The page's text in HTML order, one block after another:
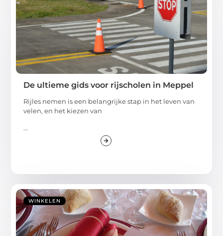
De ultieme gids voor rijscholen in Meppel
Rijles nemen is een belangrijke stap in het leven van
velen, en het kiezen van
...
WINKELEN